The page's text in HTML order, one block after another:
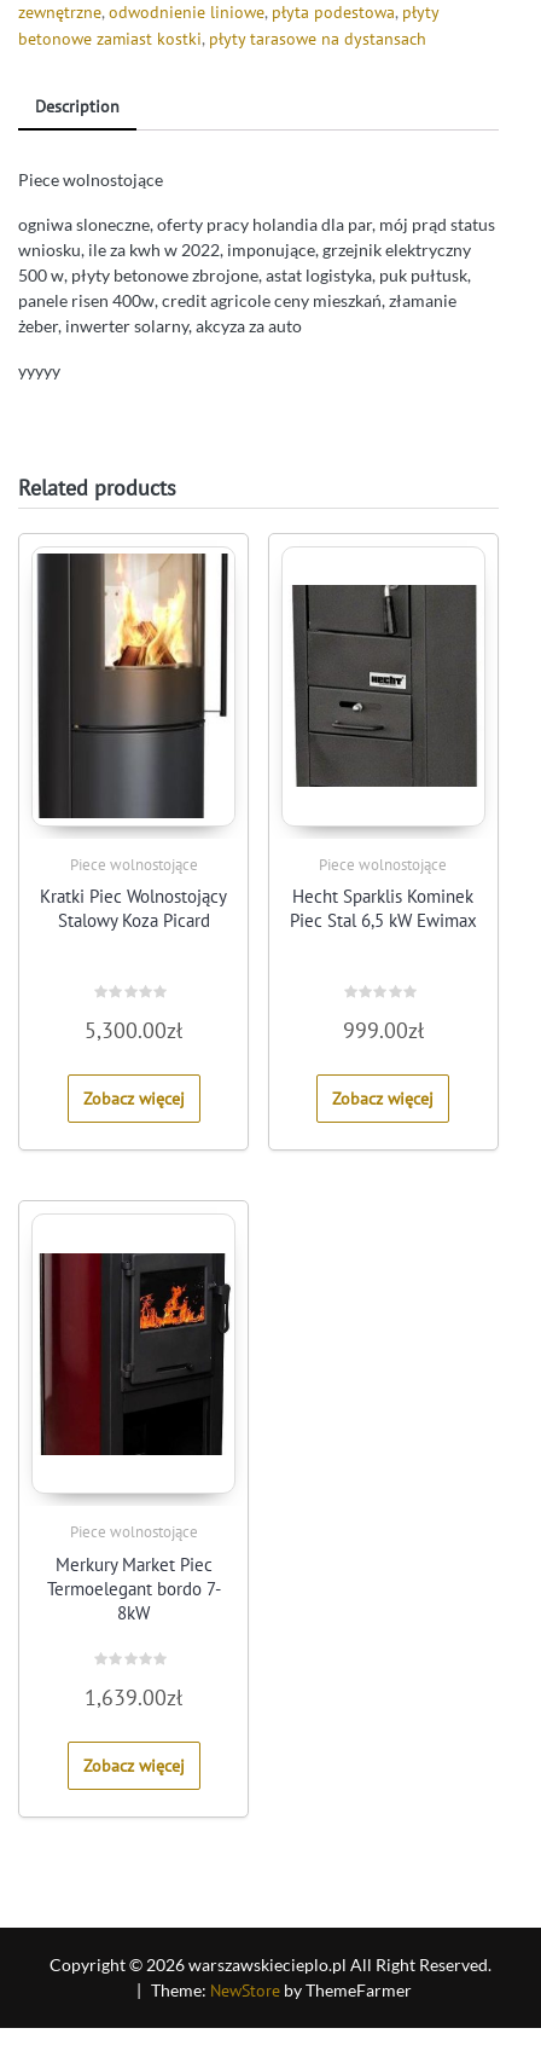
zewnętrzne, odwodnienie liniowe, płyta podestowa, płyty
betonowe zamiast kostki, płyty tarasowe na dystansach
Description
Piece wolnostojące
ogniwa sloneczne, oferty pracy holandia dla par, mój prąd status
wniosku, ile za kwh w 2022, imponujące, grzejnik elektryczny
500 w, płyty betonowe zbrojone, astat logistyka, puk pułtusk,
panele risen 400w, credit agricole ceny mieszkań, złamanie
żeber, inwerter solarny, akcyza za auto
yyyyy
Related products
Piece wolnostojące
Kratki Piec Wolnostojący
Stalowy Koza Picard
0
out
5
5,300.00zł
Zobacz więcej
Piece wolnostojące
Hecht Sparklis Kominek
Piec Stal 6,5 kW Ewimax
0
out
5
999.00zł
Zobacz więcej
Piece wolnostojące
Merkury Market Piec
Termoelegant bordo 7-
8kW
0
out
5
1,639.00zł
Zobacz więcej
Copyright © 2026 warszawskiecieplo.pl All Right Reserved.
| Theme: NewStoreby ThemeFarmer